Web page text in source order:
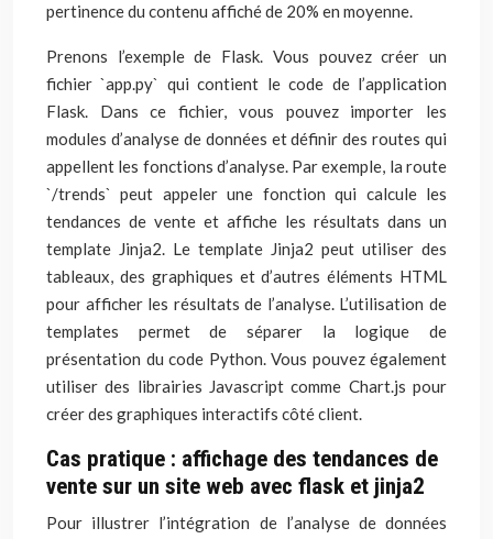
pertinence du contenu affiché de 20% en moyenne.
Prenons l’exemple de Flask. Vous pouvez créer un
fichier `app.py` qui contient le code de l’application
Flask. Dans ce fichier, vous pouvez importer les
modules d’analyse de données et définir des routes qui
appellent les fonctions d’analyse. Par exemple, la route
`/trends` peut appeler une fonction qui calcule les
tendances de vente et affiche les résultats dans un
template Jinja2. Le template Jinja2 peut utiliser des
tableaux, des graphiques et d’autres éléments HTML
pour afficher les résultats de l’analyse. L’utilisation de
templates permet de séparer la logique de
présentation du code Python. Vous pouvez également
utiliser des librairies Javascript comme Chart.js pour
créer des graphiques interactifs côté client.
Cas pratique : affichage des tendances de
vente sur un site web avec flask et jinja2
Pour illustrer l’intégration de l’analyse de données